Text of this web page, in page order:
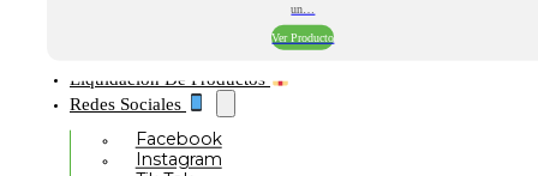
un…
Ver Producto
Liquidación De Productos
Redes Sociales
Facebook
Instagram